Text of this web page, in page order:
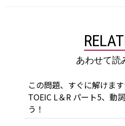
あわせて読
この問題、すぐに解けま
TOEIC L＆R パート5、動
う！